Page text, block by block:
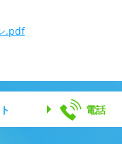
.pdf
電話